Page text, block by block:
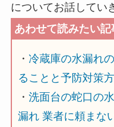
についてお話してい
・ 冷蔵庫の水漏れ
ることと予防対策方
・ 洗面台の蛇口の
漏れ 業者に頼まな